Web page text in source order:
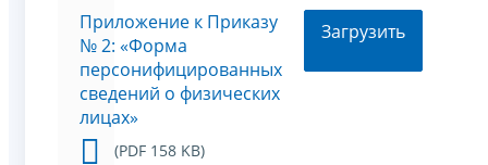
Приложение к Приказу
№ 2: «Форма
персонифицированных
сведений о физических
лицах»
(PDF 158 KB)
Загрузить